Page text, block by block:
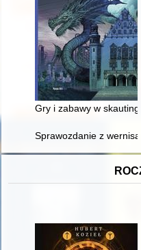
Gry i zabawy w
Sprawozdanie z